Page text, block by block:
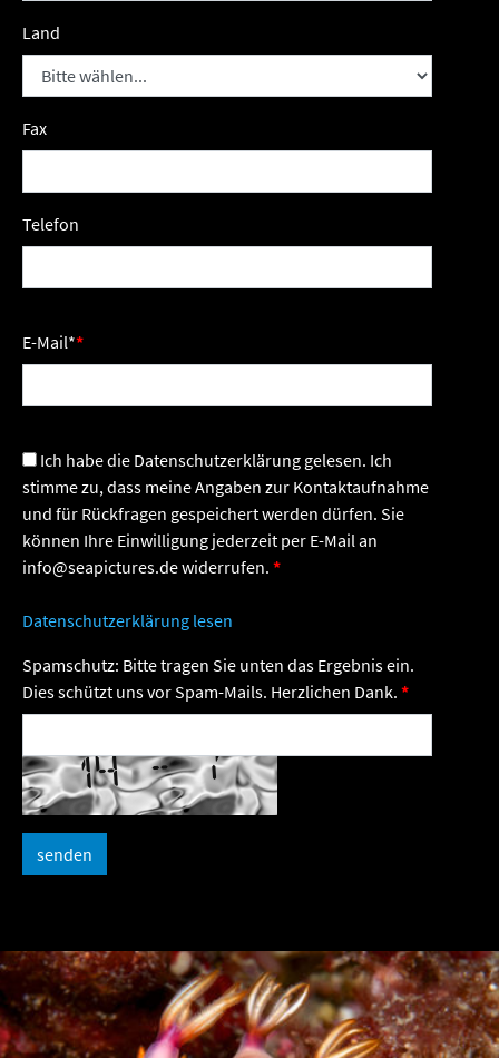
Land
Fax
Telefon
E-Mail*
stimme zu, dass meine Angaben zur Kontaktaufnahme
und für Rückfragen gespeichert werden dürfen. Sie
können Ihre Einwilligung jederzeit per E-Mail an
info@seapictures.de widerrufen.
Datenschutzerklärung lesen
Spamschutz: Bitte tragen Sie unten das Ergebnis ein.
Dies schützt uns vor Spam-Mails. Herzlichen Dank.